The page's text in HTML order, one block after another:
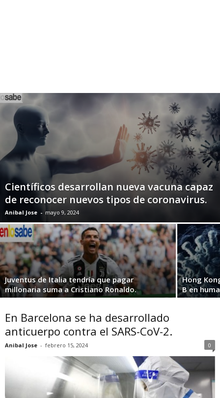
Científicos desarrollan nueva vacuna capaz
de reconocer nuevos tipos de coronavirus.
Anibal Jose - mayo 9, 2024
Juventus de Italia tendría que pagar
millonaria suma a Cristiano Ronaldo.
Hong
B en
En Barcelona se ha desarrollado
anticuerpo contra el SARS-CoV-2.
Anibal Jose - febrero 15, 2024 0